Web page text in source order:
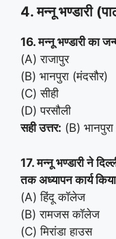
4. मन्नू भण्डारी
16. मन्नू भण्डारी का
(A) राजापुर
(B) भानपुरा (मंदसौर)
(C) सीही
(D) परसौली
सही उत्तर: (B)
17. मन्नू भण्डारी ने
तक अध्यापन कार्य
(A) हिंदू कॉलेज
(B) रामजस कॉलेज
(C) मिरांडा हाउस